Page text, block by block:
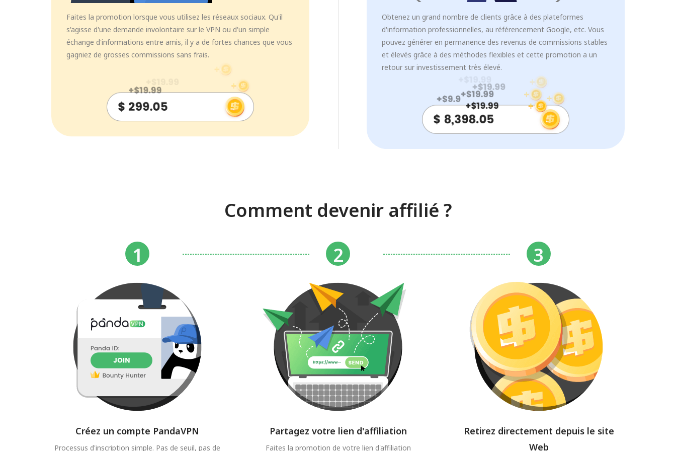
Faites la promotion lorsque vous utilisez les réseaux sociaux. Qu'il
s'agisse d'une demande involontaire sur le VPN ou d'un simple
échange d'informations entre amis, il y a de fortes chances que vous
gagniez de grosses commissions sans frais.
Obtenez un grand nombre de clients grâce à des plateformes
d'information professionnelles, au référencement Google, etc. Vous
pouvez générer en permanence des revenus de commissions stables
et élevés grâce à des méthodes flexibles et cette promotion a un
retour sur investissement très élevé.
Comment devenir affilié ?
Créez un compte PandaVPN
Processus d'inscription simple. Pas de seuil, pas de
Partagez votre lien d'affiliation
Faites la promotion de votre lien d'affiliation
Retirez directement depuis le site
Web